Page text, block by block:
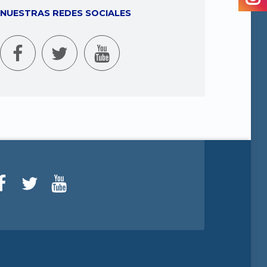
NUESTRAS REDES SOCIALES